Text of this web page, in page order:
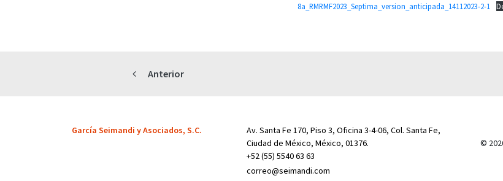
8a_RMRMF2023_Septima_version_anticipada_14112023-2-1
Anterior
García Seimandi y Asociados, S.C.
Av. Santa Fe 170, Piso 3, Oficina 3-4-06, Col. Santa Fe,
Ciudad de México, México, 01376.
+52 (55) 5540 63 63
correo@seimandi.com
©